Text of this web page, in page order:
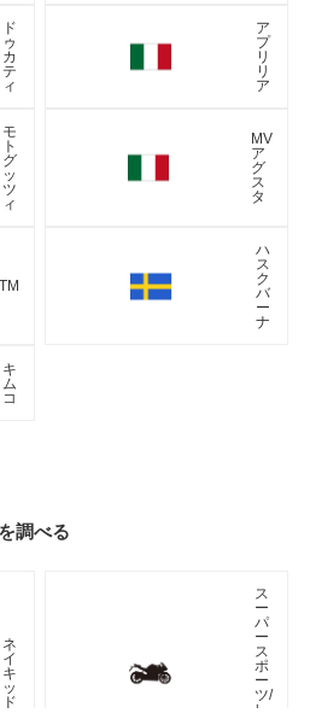
ド
ゥ
カ
テ
ィ
ア
プ
リ
リ
ア
モ
ト
グ
ッ
ツ
ィ
MV
ア
グ
ス
タ
ハ
ス
ク
バ
ー
ナ
キ
ム
コ
調べる
ネ
イ
キ
ッ
ド
ス
ー
パ
ー
ス
ポ
ー
ツ/
レ